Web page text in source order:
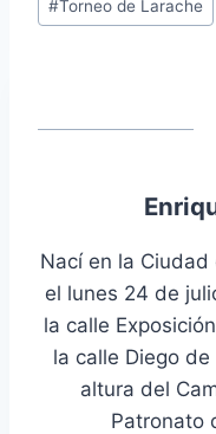
la#Torneo de Larache
Nací en la
el lunes 24 de
la calle
la calle Diego
altura del
Patronato